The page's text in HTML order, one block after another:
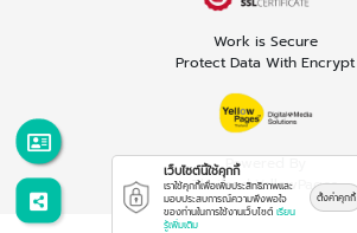
Work is Secure
Protect Data With Encrypt
Powered By
Thailand YellowPages
เว็บไซต์นี้ใช้คุกกี้
เราใช้คุกกี้เพื่อเพิ่มประสิทธิภาพและ
มอบประสบการณ์ความพึงพอใจ
ของท่านในการใช้งานเว็บไซต์ เรียน
รู้เพิ่มเติม
ตั้งค่าคุกกี้